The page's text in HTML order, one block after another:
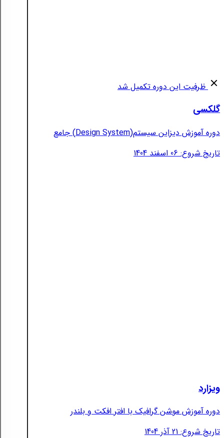
ظرفیت این دوره تکمیل شد
گلکسی
دوره آموزش دیزاین سیستم(Design System) جامع
تاریخ شروع: 06 اسفند 1404
ویزارد
دوره آموزش موشن گرافیک با افتر افکت و بلندر
تاریخ شروع: 21 آذر 1404